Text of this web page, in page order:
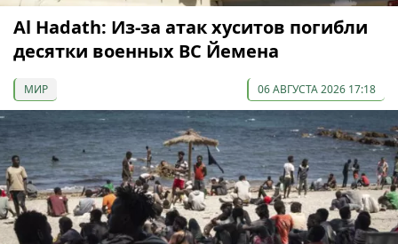
Al Hadath: Из-за атак хуситов погибли
десятки военных ВС Йемена
МИР 06 АВГУСТА 2026 17:18